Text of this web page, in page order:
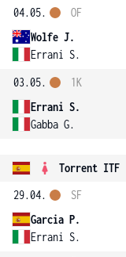
04.05.
Wolfe J.
Errani S.
OF
03.05.
Errani S.
Gabba G.
1K
Torrent ITF
29.04.
Garcia P.
Errani S.
SF